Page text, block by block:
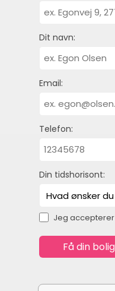
Dit navn:
Email:
Telefon:
Din tidshorisont:
Jeg accepterer